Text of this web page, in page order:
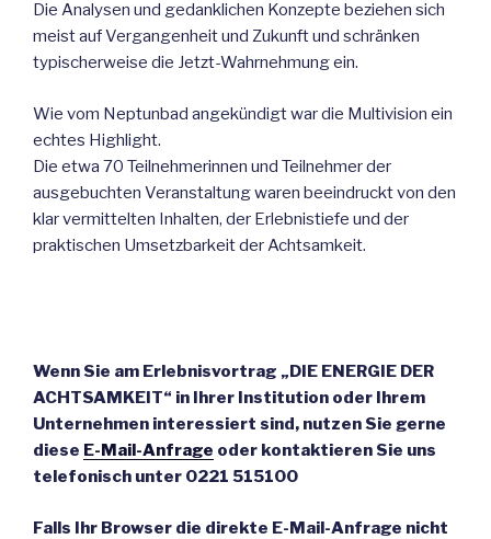
Die Analysen und gedanklichen Konzepte beziehen sich
meist auf Vergangenheit und Zukunft und schränken
typischerweise die Jetzt-Wahrnehmung ein.
Wie vom Neptunbad angekündigt war die Multivision ein
echtes Highlight.
Die etwa 70 Teilnehmerinnen und Teilnehmer der
ausgebuchten Veranstaltung waren beeindruckt von den
klar vermittelten Inhalten, der Erlebnistiefe und der
praktischen Umsetzbarkeit der Achtsamkeit.
Wenn Sie am Erlebnisvortrag „DIE ENERGIE DER
ACHTSAMKEIT“ in Ihrer Institution oder Ihrem
Unternehmen interessiert sind, nutzen Sie gerne
diese E-Mail-Anfrage oder kontaktieren Sie uns
telefonisch unter 0221 515100
Falls Ihr Browser die direkte E-Mail-Anfrage nicht